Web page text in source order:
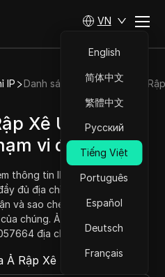
VN
English
简体中文
繁體中文
Русский
Tiếng Việt
Português
Español
Deutsch
Français
IP Danh sách địa chỉ IP của Ả
Xê Út (SA) -
vi địa chỉ IP
thông tin IP của Ả Rập Xê Út
đủ địa chỉ IP và phạm vi địa
và sao chép mỗi phạm vi địa
chúng. Ả Rập Xê Út hiện có
địa chỉ IP.
Ả Rập Xê Út tại: